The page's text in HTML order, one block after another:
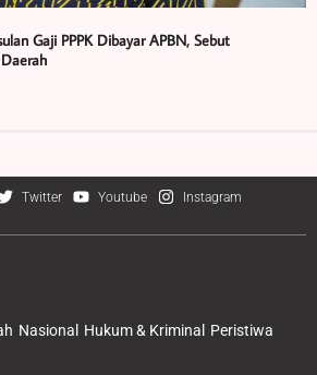
Gaji PPPK Dibayar APBN, Sebut
Twitter Youtube Instagram
Nasional Hukum & Kriminal
Peristiwa